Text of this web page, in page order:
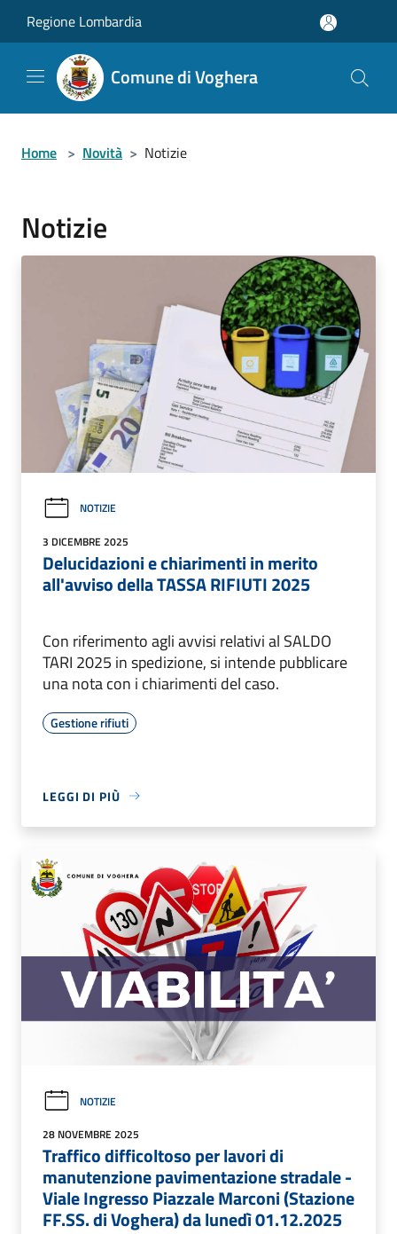
Regione Lombardia
Comune di Voghera
Home > Novità > Notizie
Notizie
NOTIZIE
3 DICEMBRE 2025
Delucidazioni e chiarimenti in merito
all'avviso della TASSA RIFIUTI 2025
Con riferimento agli avvisi relativi al SALDO
TARI 2025 in spedizione, si intende pubblicare
una nota con i chiarimenti del caso.
Gestione rifiuti
LEGGI DI PIÙ
NOTIZIE
28 NOVEMBRE 2025
Traffico difficoltoso per lavori di
manutenzione pavimentazione stradale -
Viale Ingresso Piazzale Marconi (Stazione
FF.SS. di Voghera) da lunedì 01.12.2025